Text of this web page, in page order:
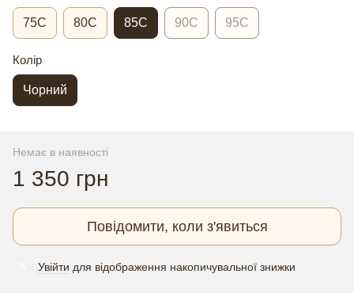
75C 80C 85C 90C 95C
Колір
Чорний
Немає в наявності
1 350 грн
Повідомити, коли з'явиться
Увійти для відображення накопичувальної знижки